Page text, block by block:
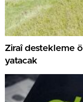
Ziraî destekleme
yatacak